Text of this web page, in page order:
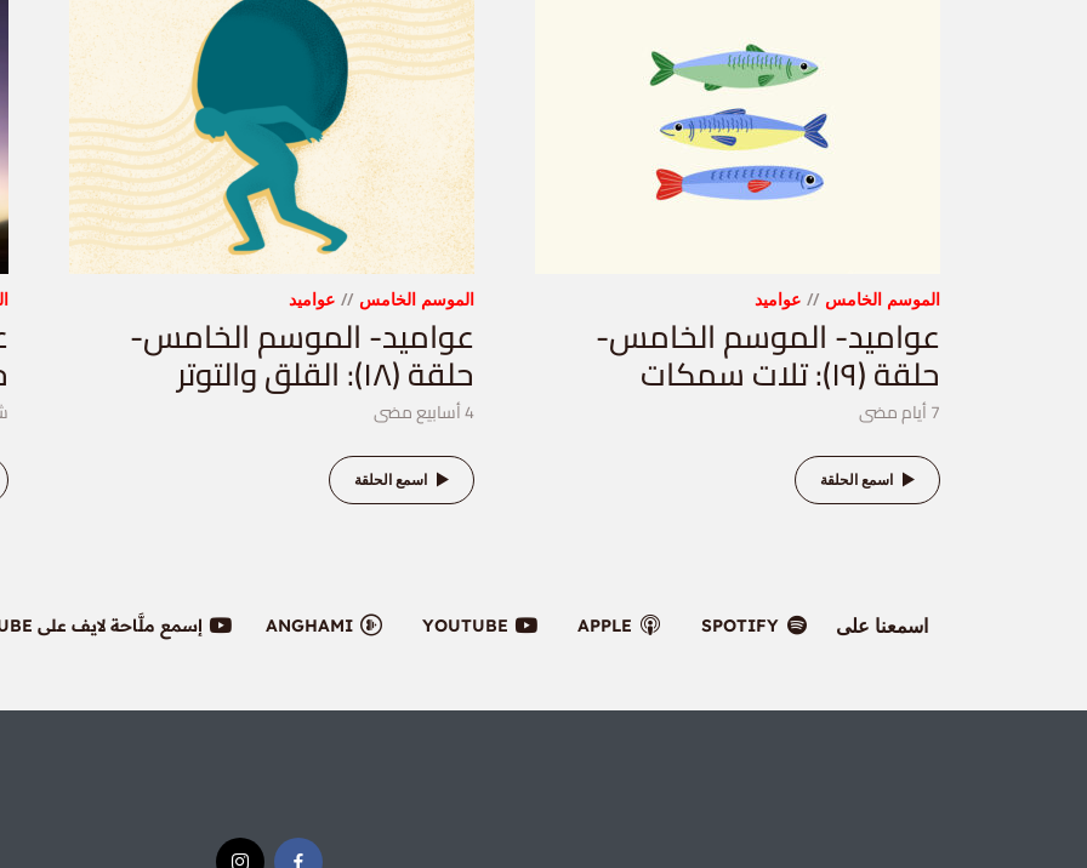
الموسم الخامس عواميد
عواميد- الموسم الخامس-
حلقة (١٩): تلات سمكات
7 أيام مضى
اسمع الحلقة
الموسم الخامس عواميد
عواميد- الموسم الخامس-
حلقة (١٨): القلق والتوتر
4 أسابيع مضى
اسمع الحلقة
اسمعنا على SPOTIFY
APPLE
YOUTUBE
ANGHAMI إسمع ملَّاحة لايف على YOUTUBE